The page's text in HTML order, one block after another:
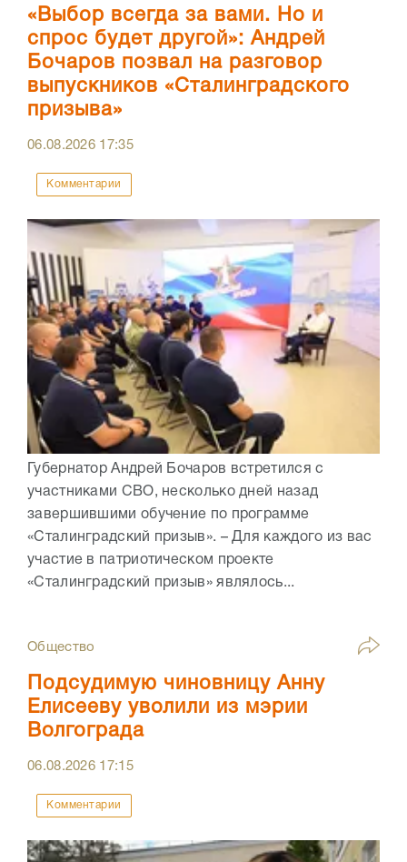
«Выбор всегда за вами. Но и
спрос будет другой»: Андрей
Бочаров позвал на разговор
выпускников «Сталинградского
призыва»
06.08.2026 17:35
Комментарии
Губернатор Андрей Бочаров встретился с
участниками СВО, несколько дней назад
завершившими обучение по программе
«Сталинградский призыв». – Для каждого из вас
участие в патриотическом проекте
«Сталинградский призыв» являлось...
Общество
Подсудимую чиновницу Анну
Елисееву уволили из мэрии
Волгограда
06.08.2026 17:15
Комментарии